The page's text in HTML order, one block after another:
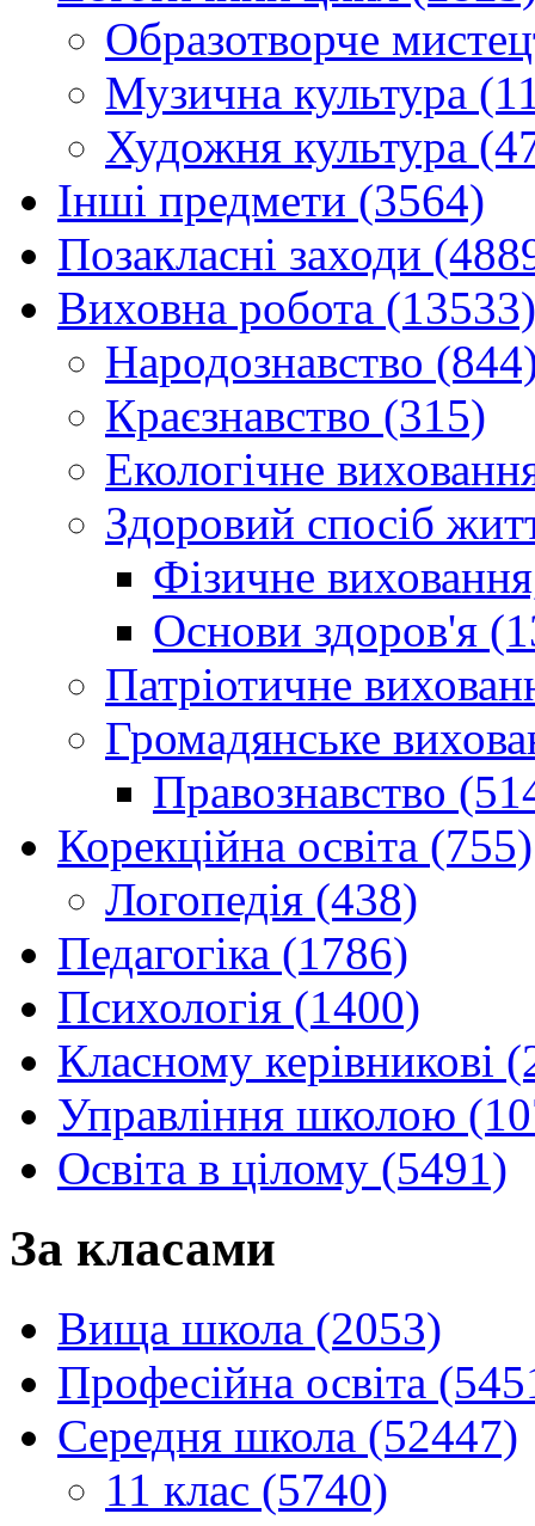
Образотворче
Музична культура
Художня культура
Інші предмети (3564)
Позакласні заходи
Виховна робота (13533)
Народознавство
Краєзнавство (315)
Екологічне
Здоровий спосіб
Фізичне
Основи здоров'я
Патріотичне
Громадянське
Правознавство
Корекційна освіта (755)
Логопедія (438)
Педагогіка (1786)
Психологія (1400)
Класному керівникові
Управління школою
Освіта в цілому (5491)
За класами
Вища школа (2053)
Професійна освіта
Середня школа (52447)
11 клас (5740)